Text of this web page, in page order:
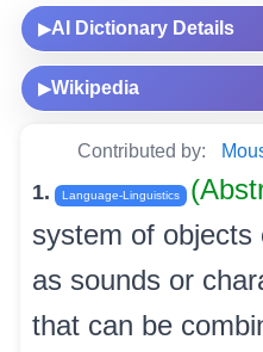
▶AI Dictionary Details
▶Wikipedia
Contributed by:
1. Language-Linguistics
system of objects
as sounds or
that can be